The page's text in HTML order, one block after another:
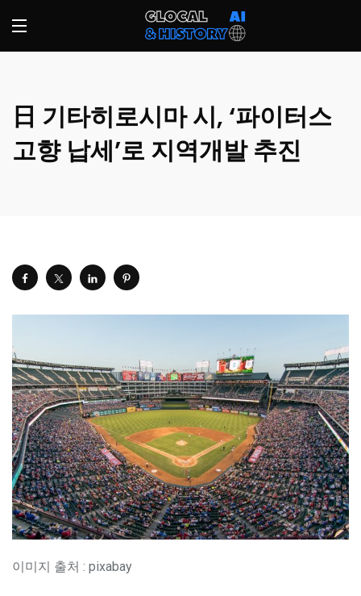
日 기타히로시마 시, ‘파이터스
고향 납세’로 지역개발 추진
이미지 출처 : pixabay